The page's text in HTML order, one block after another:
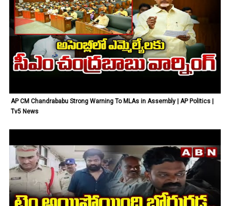
AP CM Chandrababu Strong Warning To MLAs in Assembly | AP Politics |
Tv5 News